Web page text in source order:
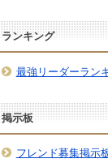
ランキング
最強リーダーラン
掲示板
フレンド募集掲示